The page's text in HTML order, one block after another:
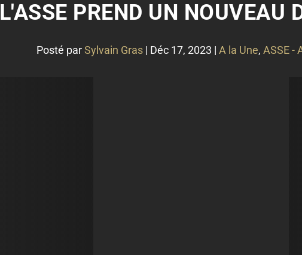
L'ASSE PREND UN NOUVEAU
Posté parSylvain Gras | Déc 17, 2023 | A la Une, ASSE -